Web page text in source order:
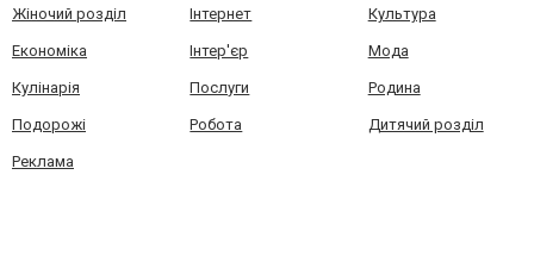
Жіночий розділ Інтернет Культура
Економіка Інтер'єр Мода
Кулінарія Послуги Родина
Подорожі Робота Дитячий розділ
Реклама